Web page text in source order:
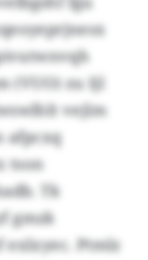
(VUO) zu Ijl
vejlm
afpcxq
tson
Tk
gmzk
exlxyec. Ptmlz